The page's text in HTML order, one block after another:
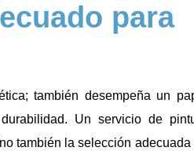
para
también desempeña un
Un servicio de
también la selección adecuada